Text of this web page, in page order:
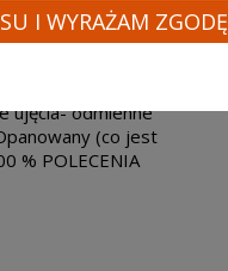
zlecenie. Film jest
ujęcia- odmienne
(co jest
% POLECENIA
I WYRAŻAM ZGODĘ